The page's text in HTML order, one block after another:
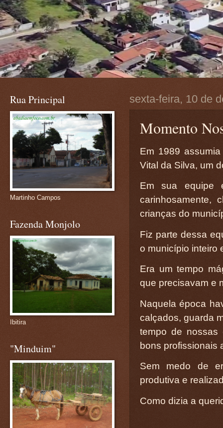
sexta-feira, 10 de
Momento
Em 1989
Vital da Silva, um
Em sua equipe
carinhosamente,
crianças do
Fiz parte dessa
o município inteiro
Era um tempo
que precisavam e
Naquela época
calçados, guarda
tempo de nossas
bons profissionais
Sem medo de
produtiva e
Como dizia a
Rua Principal
Martinho Campos
Fazenda Monjolo
Ibitira
"Minduim"